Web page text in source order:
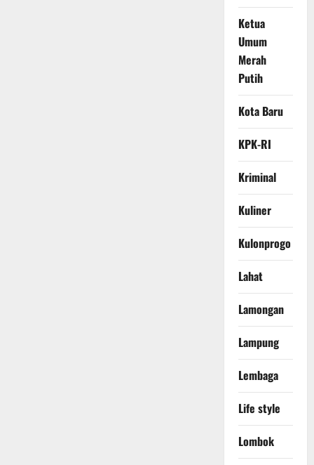
Ketua
Umum
Merah
Putih
Kota Baru
KPK-RI
Kriminal
Kuliner
Kulonprogo
Lahat
Lamongan
Lampung
Lembaga
Life style
Lombok